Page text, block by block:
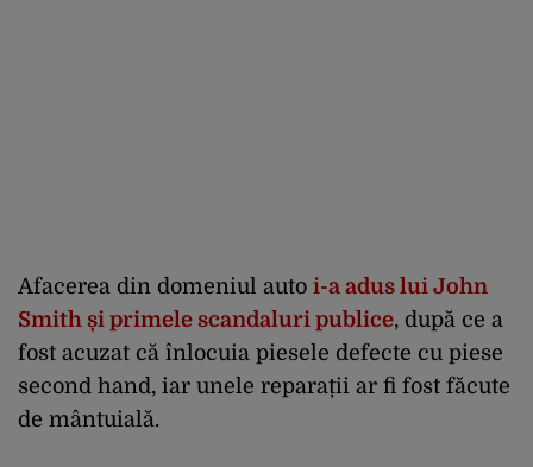
Afacerea din domeniul auto i-a adus lui John
Smith și primele scandaluri publice, după ce a
fost acuzat că înlocuia piesele defecte cu piese
second hand, iar unele reparații ar fi fost făcute
de mântuială.